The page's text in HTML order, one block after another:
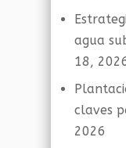
agua
18,
claves
2026